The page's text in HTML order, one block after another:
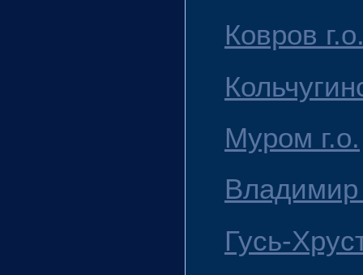
Ковров
Муром г.о.
Владимир
Гусь-